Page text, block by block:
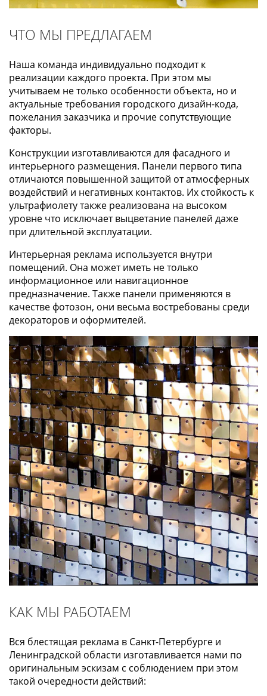
ЧТО МЫ ПРЕДЛАГАЕМ
Наша команда индивидуально подходит к
реализации каждого проекта. При этом мы
учитываем не только особенности объекта, но и
актуальные требования городского дизайн-кода,
пожелания заказчика и прочие сопутствующие
факторы.
Конструкции изготавливаются для фасадного и
интерьерного размещения. Панели первого типа
отличаются повышенной защитой от атмосферных
воздействий и негативных контактов. Их стойкость к
ультрафиолету также реализована на высоком
уровне что исключает выцветание панелей даже
при длительной эксплуатации.
Интерьерная реклама используется внутри
помещений. Она может иметь не только
информационное или навигационное
предназначение. Также панели применяются в
качестве фотозон, они весьма востребованы среди
декораторов и оформителей.
КАК МЫ РАБОТАЕМ
Вся блестящая реклама в Санкт-Петербурге и
Ленинградской области изготавливается нами по
оригинальным эскизам с соблюдением при этом
такой очередности действий: